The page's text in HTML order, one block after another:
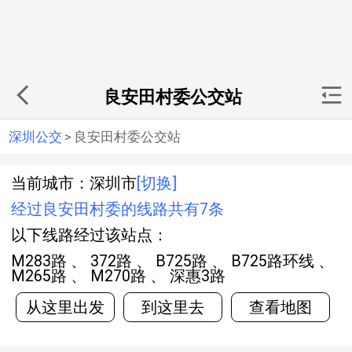
良安田村委公交站
深圳公交 > 良安田村委公交站
当前城市：深圳市 [切换]
经过良安田村委的线路共有7条
以下线路经过该站点：
M283路 、 372路 、 B725路 、 B725路环线 、
M265路 、 M270路 、 深惠3路
从这里出发
到这里去 查看地图